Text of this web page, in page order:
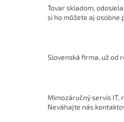
Tovar skladom,
si ho môžete aj osobne
Slovenská firma, už od
Mimozáručný servis IT,
Neváhajte nás